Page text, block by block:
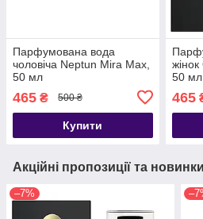
Парфумована вода
чоловіча Neptun Mira Max,
50 мл
465 ₴ 500 ₴
Купити
50 мл
465
Акційні пропозиції та новинки
–7%